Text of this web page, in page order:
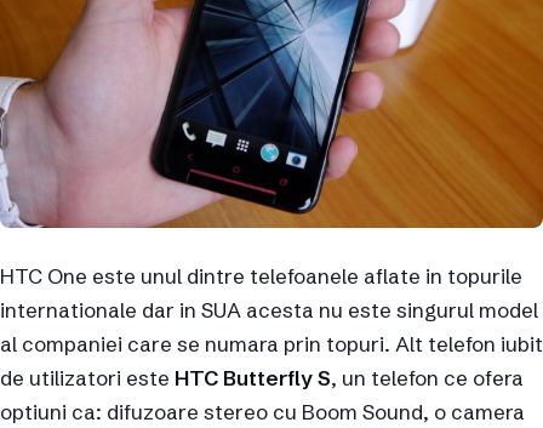
HTC One este unul dintre telefoanele aflate in topurile
internationale dar in SUA acesta nu este singurul model
al companiei care se numara prin topuri. Alt telefon iubit
de utilizatori este HTC Butterfly S, un telefon ce ofera
optiuni ca: difuzoare stereo cu Boom Sound, o camera